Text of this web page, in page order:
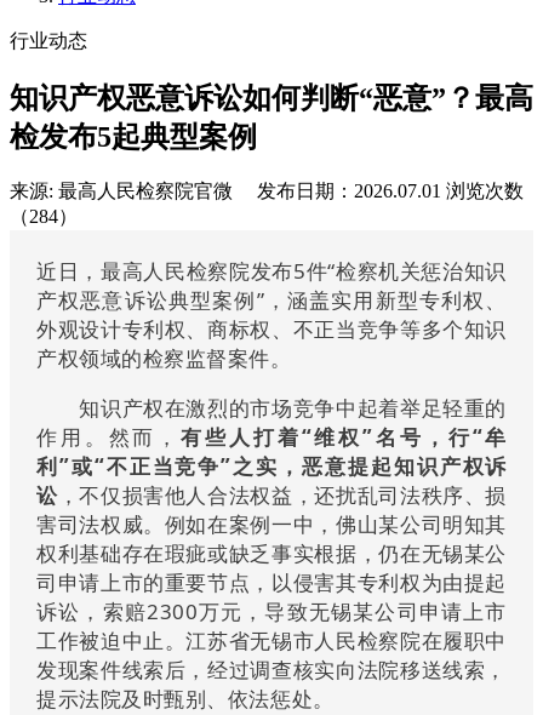
行业动态
知识产权恶意诉讼如何判断“恶意”？最高
检发布5起典型案例
来源: 最高人民检察院官微 发布日期：2026.07.01 浏览次数
（284）
近日，最高人民检察院发布5件“检察机关惩治知识
产权恶意诉讼典型案例”，涵盖实用新型专利权、
外观设计专利权、商标权、不正当竞争等多个知识
产权领域的检察监督案件。
知识产权在激烈的市场竞争中起着举足轻重的
作用。然而，有些人打着“维权”名号，行“牟
利”或“不正当竞争”之实，恶意提起知识产权诉
讼，不仅损害他人合法权益，还扰乱司法秩序、损
害司法权威。例如在案例一中，佛山某公司明知其
权利基础存在瑕疵或缺乏事实根据，仍在无锡某公
司申请上市的重要节点，以侵害其专利权为由提起
诉讼，索赔2300万元，导致无锡某公司申请上市
工作被迫中止。江苏省无锡市人民检察院在履职中
发现案件线索后，经过调查核实向法院移送线索，
提示法院及时甄别、依法惩处。